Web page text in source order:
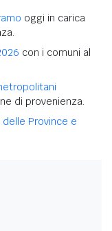
oggi in carica
con i comuni al
di provenienza.
Province e